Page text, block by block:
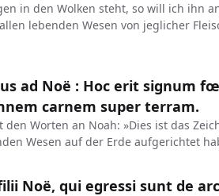
in den Wolken steht, so will ich ihn
lebenden Wesen von jeglicher
ad Noë : Hoc erit signum
carnem super terram.
den Worten an Noah: »Dies ist das
Wesen auf der Erde aufgerichtet
Noë, qui egressi sunt de